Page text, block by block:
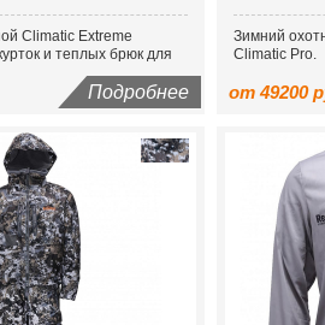
Сlimatic Extreme
и теплых брюк для
Подробнее
Зимний
Climatic Pro.
от 49200